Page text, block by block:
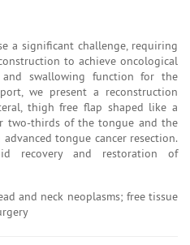
a significant challenge, requiring
to achieve oncological
swallowing function for the
we present a reconstruction
thigh free flap shaped like a
two-thirds of the tongue and the
tongue cancer resection.
recovery and restoration of
and neck neoplasms; free tissue